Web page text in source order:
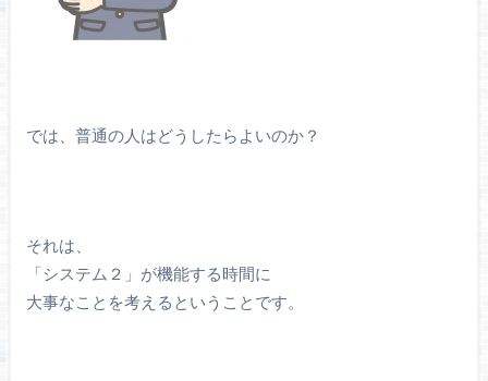
では、普通の人はどうしたらよいのか？
それは、
「システム２」が機能する時間に
大事なことを考えるということです。